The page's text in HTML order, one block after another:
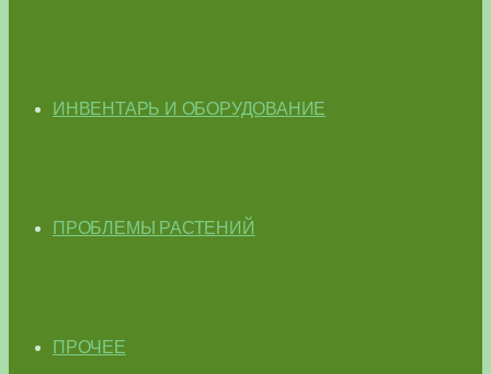
ИНВЕНТАРЬ И ОБОРУДОВАНИЕ
ПРОБЛЕМЫ РАСТЕНИЙ
ПРОЧЕЕ